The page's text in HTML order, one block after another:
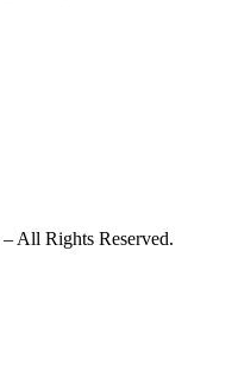
– All Rights Reserved.